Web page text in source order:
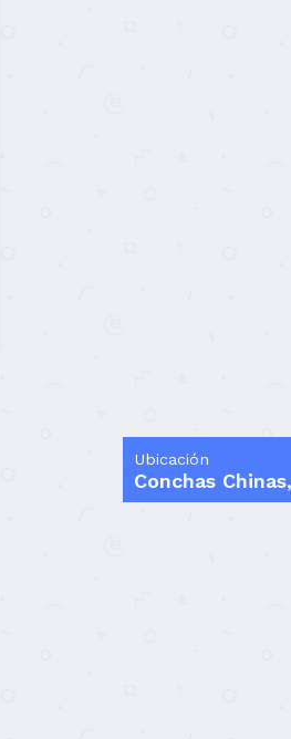
Ubicación
Conchas